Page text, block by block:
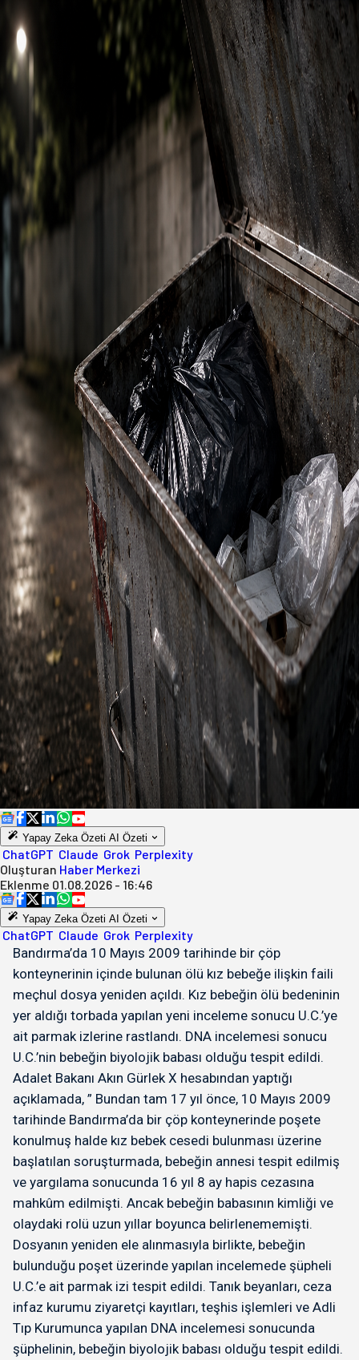
Yapay Zeka Özeti AI Özeti
ChatGPT Claude Grok Perplexity
Oluşturan Haber Merkezi
Eklenme 01.08.2026 - 16:46
Yapay Zeka Özeti AI Özeti
ChatGPT Claude Grok Perplexity
Bandırma’da 10 Mayıs 2009 tarihinde bir çöp
konteynerinin içinde bulunan ölü kız bebeğe ilişkin faili
meçhul dosya yeniden açıldı. Kız bebeğin ölü bedeninin
yer aldığı torbada yapılan yeni inceleme sonucu U.C.’ye
ait parmak izlerine rastlandı. DNA incelemesi sonucu
U.C.’nin bebeğin biyolojik babası olduğu tespit edildi.
Adalet Bakanı Akın Gürlek X hesabından yaptığı
açıklamada, ” Bundan tam 17 yıl önce, 10 Mayıs 2009
tarihinde Bandırma’da bir çöp konteynerinde poşete
konulmuş halde kız bebek cesedi bulunması üzerine
başlatılan soruşturmada, bebeğin annesi tespit edilmiş
ve yargılama sonucunda 16 yıl 8 ay hapis cezasına
mahkûm edilmişti. Ancak bebeğin babasının kimliği ve
olaydaki rolü uzun yıllar boyunca belirlenememişti.
Dosyanın yeniden ele alınmasıyla birlikte, bebeğin
bulunduğu poşet üzerinde yapılan incelemede şüpheli
U.C.’e ait parmak izi tespit edildi. Tanık beyanları, ceza
infaz kurumu ziyaretçi kayıtları, teşhis işlemleri ve Adli
Tıp Kurumunca yapılan DNA incelemesi sonucunda
şüphelinin, bebeğin biyolojik babası olduğu tespit edildi.